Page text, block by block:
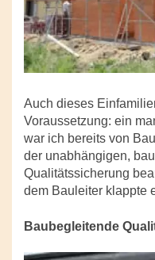
Auch dieses
Voraussetzung: ein
war ich bereits von
der unabhängigen,
Qualitätssicherung
dem Bauleiter klappte
Baubegleitende